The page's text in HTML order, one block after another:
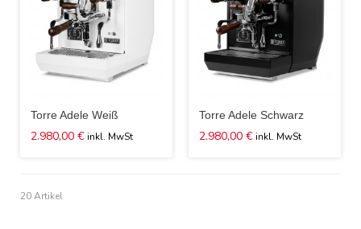
Torre Adele Weiß
2.980,00 €
Torre Adele Schwarz
2.980,00 €
20 Artikel